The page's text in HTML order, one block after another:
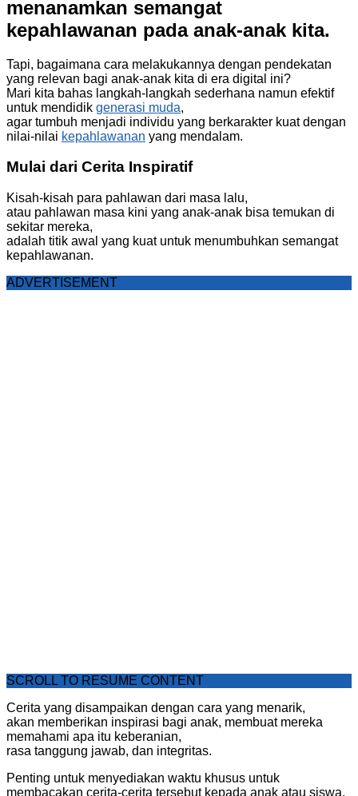
menanamkan semangat
kepahlawanan pada anak-anak kita.
Tapi, bagaimana cara melakukannya dengan pendekatan
yang relevan bagi anak-anak kita di era digital ini?
Mari kita bahas langkah-langkah sederhana namun efektif
untuk mendidik generasi muda,
agar tumbuh menjadi individu yang berkarakter kuat dengan
nilai-nilai kepahlawanan yang mendalam.
Mulai dari Cerita Inspiratif
Kisah-kisah para pahlawan dari masa lalu,
atau pahlawan masa kini yang anak-anak bisa temukan di
sekitar mereka,
adalah titik awal yang kuat untuk menumbuhkan semangat
kepahlawanan.
ADVERTISEMENT
SCROLL TO RESUME CONTENT
Cerita yang disampaikan dengan cara yang menarik,
akan memberikan inspirasi bagi anak, membuat mereka
memahami apa itu keberanian,
rasa tanggung jawab, dan integritas.
Penting untuk menyediakan waktu khusus untuk
membacakan cerita-cerita tersebut kepada anak atau siswa.